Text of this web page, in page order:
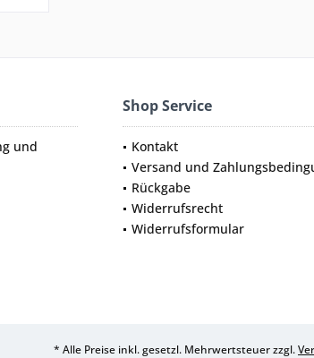
und
Shop Service
Kontakt
Versand und
Rückgabe
Widerrufsrecht
Widerrufsformular
* Alle Preise inkl. gesetzl. Mehrwertsteuer zzgl.